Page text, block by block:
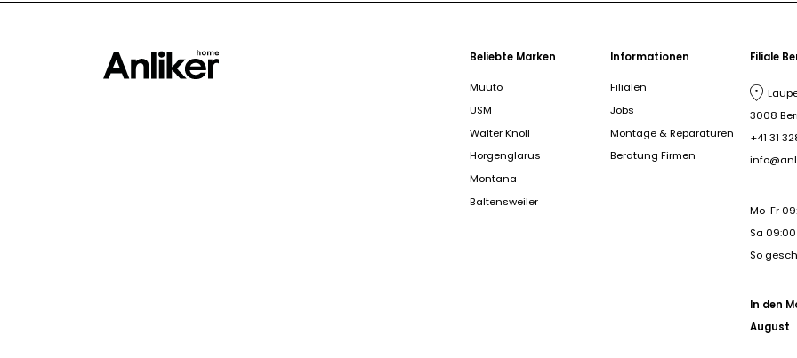
Beliebte Marken
Muuto
USM
Walter Knoll
Horgenglarus
Montana
Baltensweiler
Informationen
Filialen
Jobs
Montage & Reparaturen
Beratung Firmen
Filiale
3008
+41 31
Mo-Fr
Sa 09:00
So
In den
August